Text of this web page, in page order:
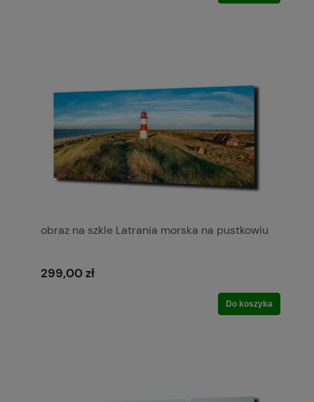
obraz na szkle Latrania morska na pustkowiu
299,00 zł
Do koszyka